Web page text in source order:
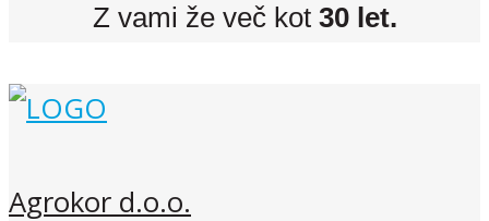
Z vami že več kot 30 let.
Agrokor d.o.o.